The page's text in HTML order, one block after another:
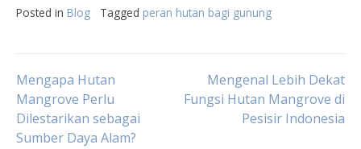
Posted in Blog Tagged peran hutan bagi gunung
Post
navigation
Mengapa Hutan
Mangrove Perlu
Dilestarikan sebagai
Sumber Daya Alam?
Mengenal Lebih Dekat
Fungsi Hutan Mangrove di
Pesisir Indonesia